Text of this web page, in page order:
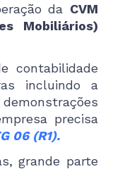
da CVM
Mobiliários)
contabilidade
incluindo a
precisa
06 (R1).
grande parte